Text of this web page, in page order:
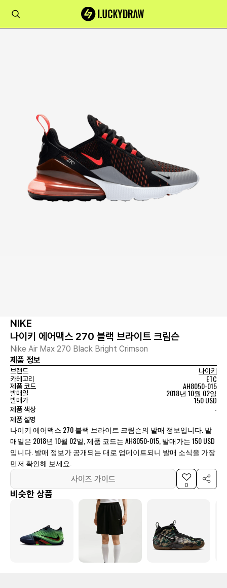
NIKE
나이키 에어맥스 270 블랙 브라이트 크림슨
Nike Air Max 270 Black Bright Crimson
제품 정보
브랜드
나이키
카테고리
ETC
제품 코드 AH8050-015
발매일 2018년 10월 02일
발매가 150 USD
제품 색상 -
제품 설명
나이키 에어맥스 270 블랙 브라이트 크림슨의 발매 정보입니다. 발
매일은 2018년 10월 02일, 제품 코드는 AH8050-015, 발매가는 150 USD
입니다. 발매 정보가 공개되는 대로 업데이트되니 발매 소식을 가장
먼저 확인해 보세요.
사이즈 가이드
0
비슷한 상품